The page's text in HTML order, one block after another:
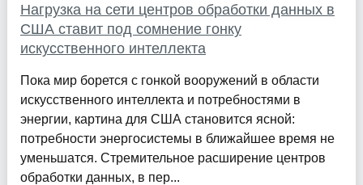
Нагрузка на сети центров обработки данных в
США ставит под сомнение гонку
искусственного интеллекта
Пока мир борется с гонкой вооружений в области
искусственного интеллекта и потребностями в
энергии, картина для США становится ясной:
потребности энергосистемы в ближайшее время не
уменьшатся. Стремительное расширение центров
обработки данных, в пер...